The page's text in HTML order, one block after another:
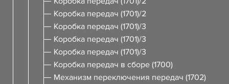
Коробка передач (1701)/2
Коробка передач (1701)/3
Коробка передач (1701)/3
Коробка передач (1701)/3
Коробка передач в сборе (1700)
Механизм переключения передач (1702)